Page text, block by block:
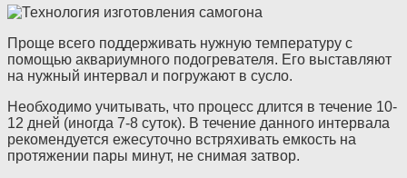
Проще всего поддерживать нужную температуру с
помощью аквариумного подогревателя. Его выставляют
на нужный интервал и погружают в сусло.
Необходимо учитывать, что процесс длится в течение 10-
12 дней (иногда 7-8 суток). В течение данного интервала
рекомендуется ежесуточно встряхивать емкость на
протяжении пары минут, не снимая затвор.